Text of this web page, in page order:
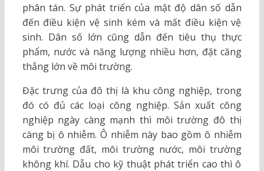
phân tán. Sự phát triển của mật độ dân số dẫn
đến điều kiện vệ sinh kém và mất điều kiện vệ
sinh. Dân số lớn cũng dẫn đến tiêu thụ thực
phẩm, nước và năng lượng nhiều hơn, đặt căng
thẳng lớn về môi trường.
Đặc trưng của đô thị là khu công nghiệp, trong
đó có đủ các loại công nghiệp. Sản xuất công
nghiệp ngày càng mạnh thì môi trường đô thị
càng bị ô nhiễm. Ô nhiễm này bao gồm ô nhiễm
môi trường đất, môi trường nước, môi trường
không khí. Dẫu cho kỹ thuật phát triển cao thì ô